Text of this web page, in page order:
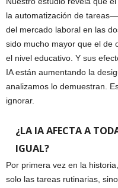
la automatización de
del mercado laboral en las
sido mucho mayor que el de
el nivel educativo. Y sus
IA están aumentando la
analizamos lo demuestran.
ignorar.
¿LA IA AFECTA A
IGUAL?
Por primera vez en la
solo las tareas rutinarias,